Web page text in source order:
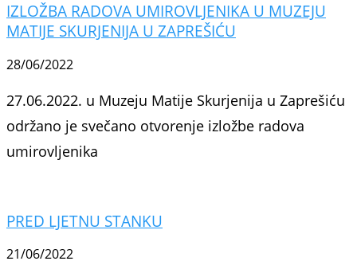
IZLOŽBA RADOVA UMIROVLJENIKA U MUZEJU
MATIJE SKURJENIJA U ZAPREŠIĆU
28/06/2022
27.06.2022. u Muzeju Matije Skurjenija u Zaprešiću
održano je svečano otvorenje izložbe radova
umirovljenika
PRED LJETNU STANKU
21/06/2022